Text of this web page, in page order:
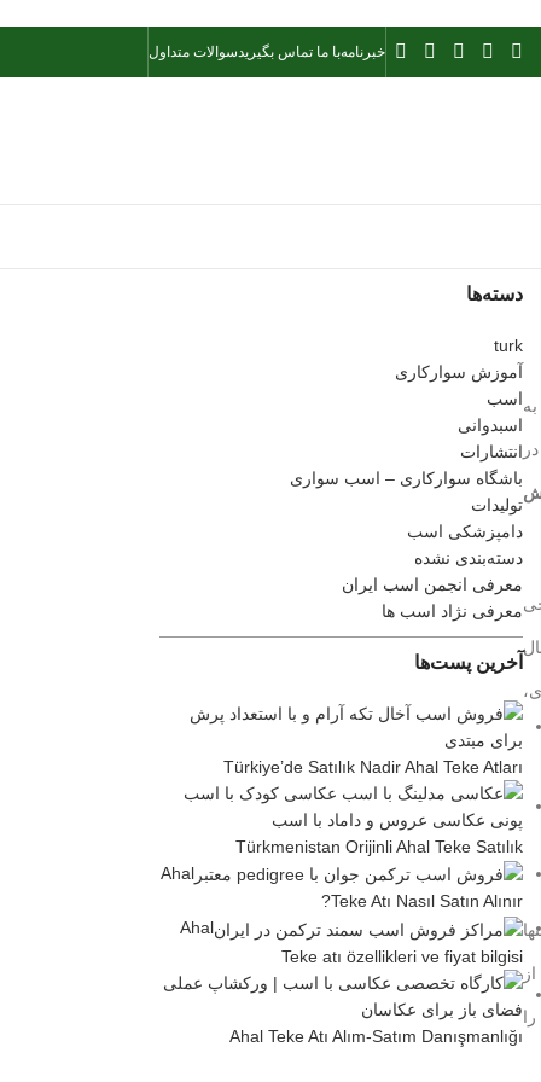
خبرنامهبا ما تماس بگیریدسوالات متداول
دسته‌ها
turk
آموزش سوارکاری
اسب
اسبدوانی
انتشارات
باشگاه سوارکاری – اسب سواری
تولیدات
دامپزشکی اسب
دسته‌بندی نشده
معرفی انجمن اسب ایران
معرفی نژاد اسب ها
آخرین پست‌ها
Türkiye’de Satılık Nadir Ahal Teke Atları
Türkmenistan Orijinli Ahal Teke Satılık
Ahal
Teke Atı Nasıl Satın Alınır?
Ahal
Teke atı özellikleri ve fiyat bilgisi
Ahal Teke Atı Alım-Satım Danışmanlığı